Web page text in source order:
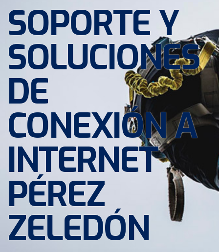
SOPORTE Y
SOLUCIONES
DE
CONEXIÓN A
INTERNET
PÉREZ
ZELEDÓN